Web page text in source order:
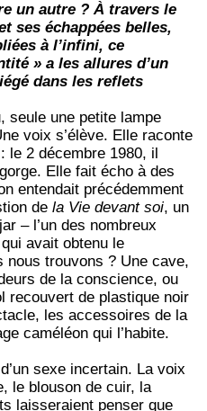
un autre ? À travers le
ses échappées belles,
à l’infini, ce
» a les allures d’un
dans les reflets
seule une petite lampe
voix s’élève. Elle raconte
le 2 décembre 1980, il
Elle fait écho à des
entendait précédemment
de la Vie devant soi, un
– l’un des nombreux
avait obtenu le
nous trouvons ? Une cave,
de la conscience, ou
recouvert de plastique noir
les accessoires de la
caméléon qui l’habite.
sexe incertain. La voix
le blouson de cuir, la
laisseraient penser que